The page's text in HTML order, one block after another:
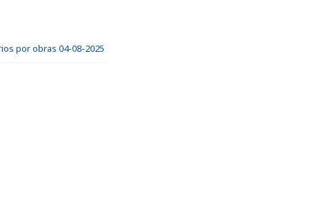
por obras 04-08-2025